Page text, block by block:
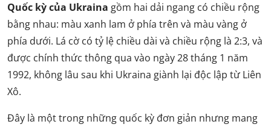
Quốc kỳ của Ukraina gồm hai dải ngang có chiều rộng
bằng nhau: màu xanh lam ở phía trên và màu vàng ở
phía dưới. Lá cờ có tỷ lệ chiều dài và chiều rộng là 2:3, và
được chính thức thông qua vào ngày 28 tháng 1 năm
1992, không lâu sau khi Ukraina giành lại độc lập từ Liên
Xô.
Đây là một trong những quốc kỳ đơn giản nhưng mang